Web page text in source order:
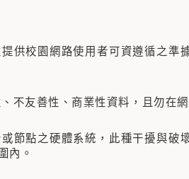
供校園網路使用者可資遵循之準
不友善性、商業性資料，且勿在
節點之硬體系統，此種干擾與破
內。